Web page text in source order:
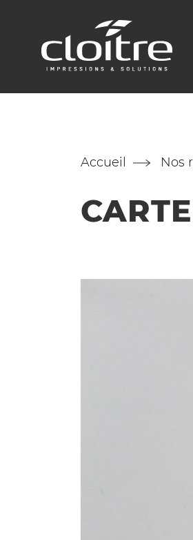
Accueil Nos